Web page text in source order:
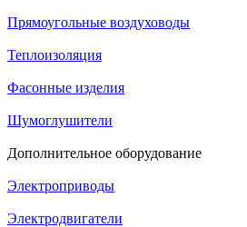
Прямоугольные воздуховоды
Теплоизоляция
Фасонные изделия
Шумоглушители
Дополнительное оборудование
Электроприводы
Электродвигатели